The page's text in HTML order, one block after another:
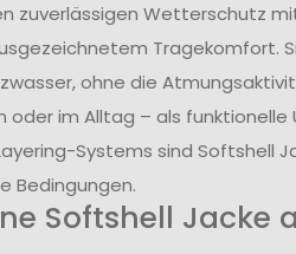
zuverlässigen Wetterschutz
Tragekomfort.
ohne die
oder im Alltag – als
Systems sind Softshell
Bedingungen.
Softshell Jacke